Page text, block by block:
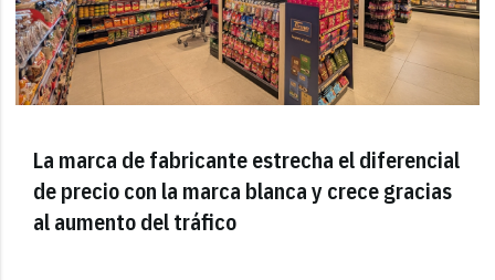
La marca de fabricante estrecha el diferencial
de precio con la marca blanca y crece gracias
al aumento del tráfico